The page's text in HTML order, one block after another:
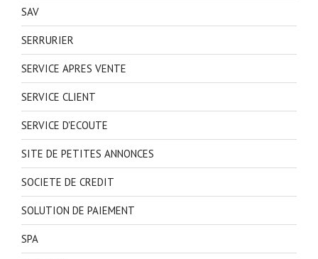
SAV
SERRURIER
SERVICE APRES VENTE
SERVICE CLIENT
SERVICE D'ECOUTE
SITE DE PETITES ANNONCES
SOCIETE DE CREDIT
SOLUTION DE PAIEMENT
SPA